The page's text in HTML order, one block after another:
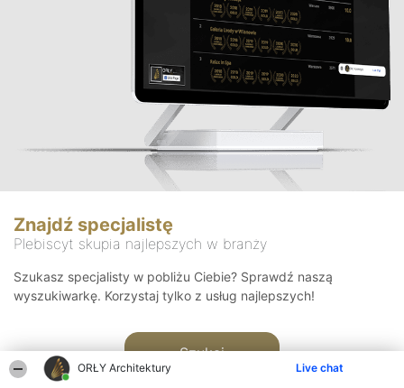
ORŁY Architektury Live chat
Znajdź specjalistę
Plebiscyt skupia najlepszych w branży
Szukasz specjalisty w pobliżu Ciebie? Sprawdź naszą
wyszukiwarkę. Korzystaj tylko z usług najlepszych!
Szukaj